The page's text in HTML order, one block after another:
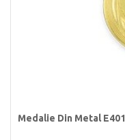
Medalie Din Metal E401